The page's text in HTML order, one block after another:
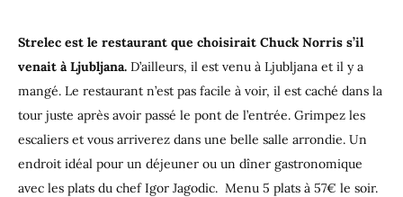
Strelec est le restaurant que choisirait Chuck Norris s’il
venait à Ljubljana. D’ailleurs, il est venu à Ljubljana et il y a
mangé. Le restaurant n’est pas facile à voir, il est caché dans la
tour juste après avoir passé le pont de l’entrée. Grimpez les
escaliers et vous arriverez dans une belle salle arrondie. Un
endroit idéal pour un déjeuner ou un dîner gastronomique
avec les plats du chef Igor Jagodic. Menu 5 plats à 57€ le soir.